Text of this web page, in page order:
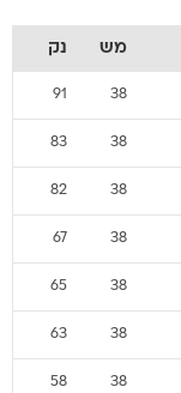
מש נק
38
91
38
83
38
82
38
67
38
65
38
63
38
58